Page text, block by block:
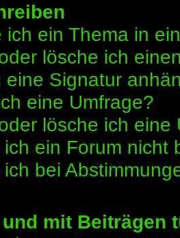
ich ein Thema in
lösche ich
eine Signatur
eine Umfrage?
lösche ich eine
ein Forum nicht
bei
mit Beiträgen